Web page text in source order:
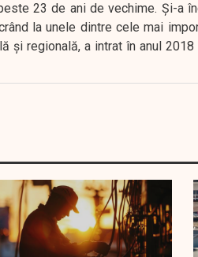
23 de ani de vechime. Şi-a
la unele dintre cele mai
şi regională, a intrat în anul